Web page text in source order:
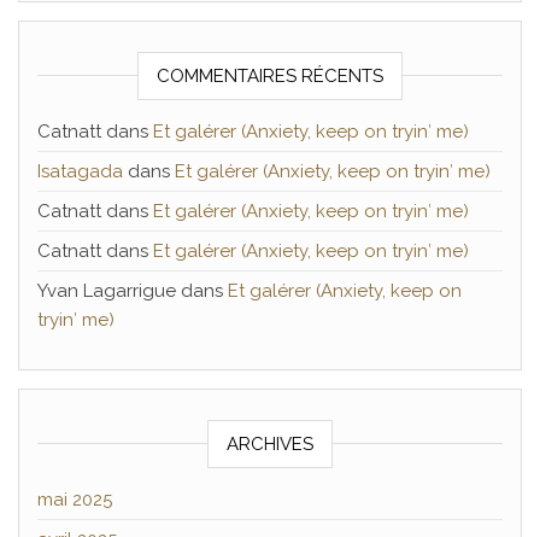
COMMENTAIRES RÉCENTS
Catnatt dans Et galérer (Anxiety, keep on tryin′ me)
Isatagada dans Et galérer (Anxiety, keep on tryin′ me)
Catnatt dans Et galérer (Anxiety, keep on tryin′ me)
Catnatt dans Et galérer (Anxiety, keep on tryin′ me)
Yvan Lagarrigue dans Et galérer (Anxiety, keep on
tryin′ me)
ARCHIVES
mai 2025